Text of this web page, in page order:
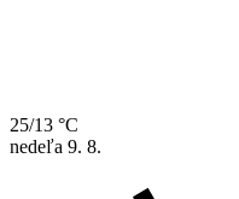
25/13 °C
nedeľa 9. 8.